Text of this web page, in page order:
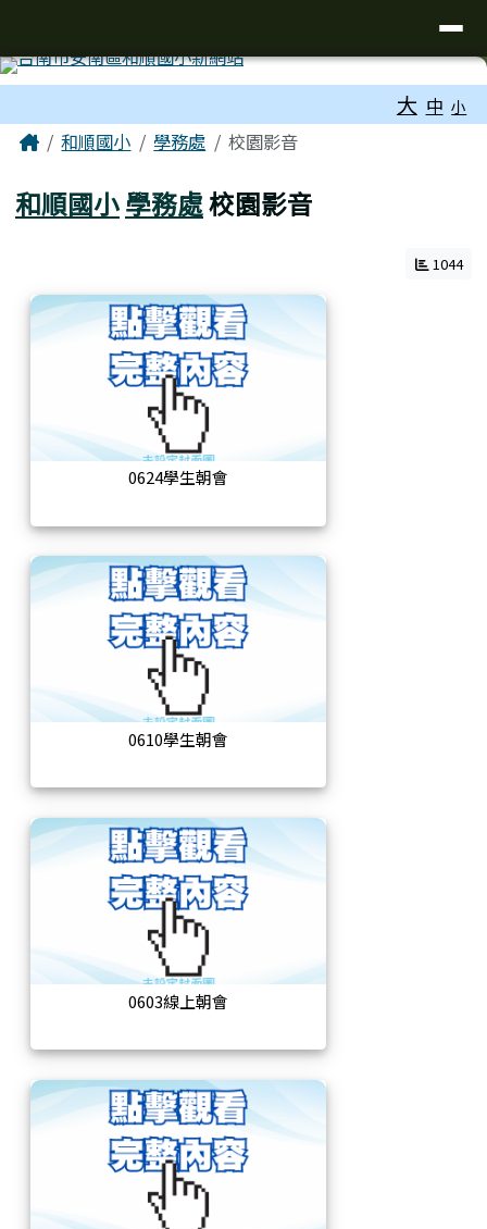
大 中 小
主內容區域
Home和順國小 學務處 校園影音
和順國小學務處校園影音
1044
0624學生朝會
0610學生朝會
0603線上朝會
頁尾區域